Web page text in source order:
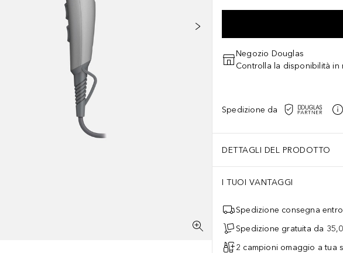
Negozio Douglas
Controlla la disponibilità in
Spedizione da
DETTAGLI DEL PRODOTTO
I TUOI VANTAGGI
Spedizione consegna
Spedizione gratuita da
2 campioni omaggio a tua